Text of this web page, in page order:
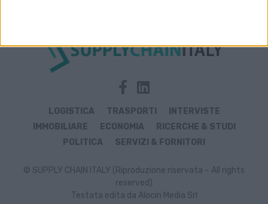
LOGISTICA TRASPORTI
INTERVISTE
IMMOBILIARE
ECONOMIA
RICERCHE & STUDI
POLITICA
SERVIZI & FORNITORI
© SUPPLY CHAIN ITALY (Riproduzione riservata – All rights
reserved)
Testata edita da Alocin Media Srl